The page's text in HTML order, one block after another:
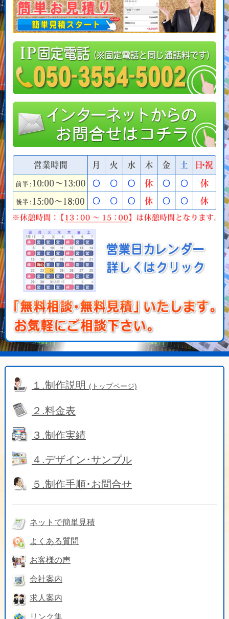
１.制作説明 (トップページ)
２.料金表
３.制作実績
４.デザイン･サンプル
５.制作手順･お問合せ
ネットで簡単見積
よくある質問
お客様の声
会社案内
求人案内
リンク集